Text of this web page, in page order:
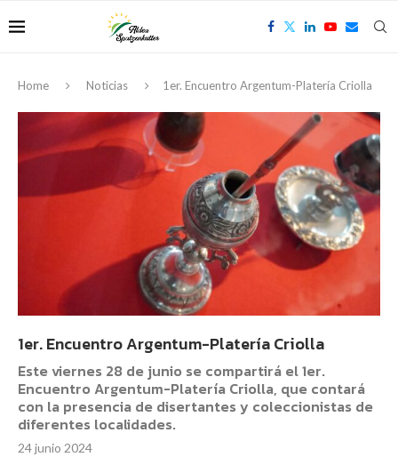
Home Noticias 1er. Encuentro Argentum-Platería Criolla
1er. Encuentro Argentum-Platería Criolla
Este viernes 28 de junio se compartirá el 1er.
Encuentro Argentum-Platería Criolla, que contará
con la presencia de disertantes y coleccionistas de
diferentes localidades.
24 junio 2024